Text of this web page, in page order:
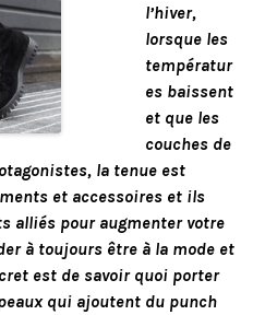
l’hiver,
lorsque les
températur
es baissent
et que les
couches de
la tenue est
et accessoires et ils
alliés pour augmenter votre
à toujours être à la mode et
est de savoir quoi porter
qui ajoutent du punch